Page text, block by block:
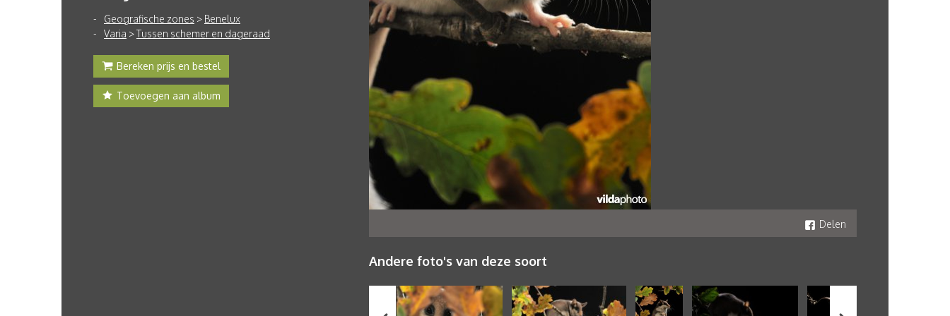
Geografische zones > Benelux
Varia >Tussen schemer en dageraad
Bereken prijs en bestel
Toevoegen aan album
Delen
Andere foto's van deze soort